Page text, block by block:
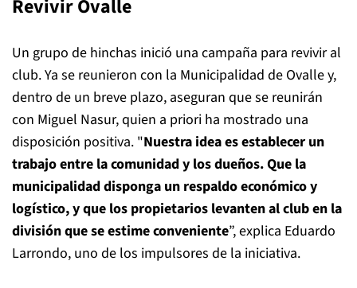
Revivir Ovalle
Un grupo de hinchas inició una campaña para revivir al
club. Ya se reunieron con la Municipalidad de Ovalle y,
dentro de un breve plazo, aseguran que se reunirán
con Miguel Nasur, quien a priori ha mostrado una
disposición positiva. "Nuestra idea es establecer un
trabajo entre la comunidad y los dueños. Que la
municipalidad disponga un respaldo económico y
logístico, y que los propietarios levanten al club en la
división que se estime conveniente”, explica Eduardo
Larrondo, uno de los impulsores de la iniciativa.